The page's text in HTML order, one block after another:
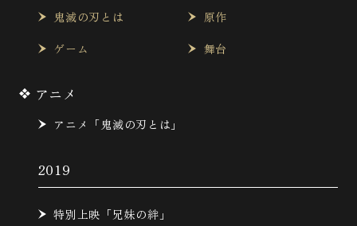
鬼滅の刃とは
原作
ゲーム
舞台
アニメ
アニメ「鬼滅の刃とは」
2019
特別上映「兄妹の絆」